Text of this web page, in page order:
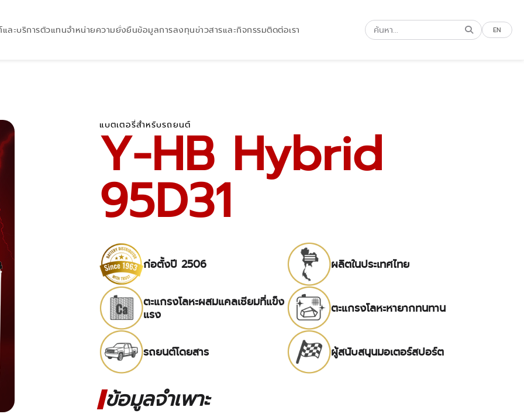
ละบริการตัวแทนจำหน่ายความยั่งยืนข้อมูลการลงทุนข่าวสารและกิจกรรมติดต่อเรา EN
แบตเตอรี่สำหรับรถยนต์
Y-HB Hybrid
95D31
ก่อตั้งปี 2506 ผลิตในประเทศไทย
ตะแกรงโลหะผสมแคลเซียมที่แข็ง
แรง
ตะแกรงโลหะหายากทนทาน
รถยนต์โดยสาร ผู้สนับสนุนมอเตอร์สปอร์ต
ข้อมูลจำเพาะ